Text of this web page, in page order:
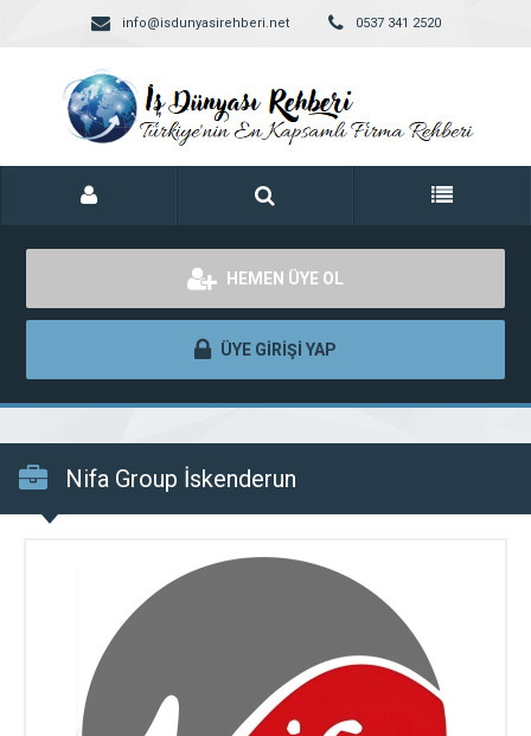
info@isdunyasirehberi.net 0537 341 2520
HEMEN ÜYE OL
ÜYE GİRİŞİ YAP
Nifa Group İskenderun